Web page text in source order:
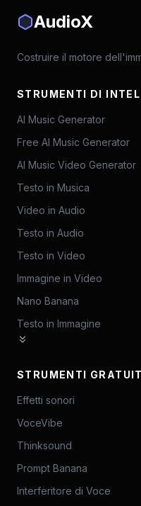
AudioX
Costruire il motore
STRUMENTI DI
AI Music Generator
Free AI Music Generator
AI Music Video Generator
Testo in Musica
Video in Audio
Testo in Audio
Testo in Video
Immagine in Video
Nano Banana
Testo in Immagine
STRUMENTI
Effetti sonori
VoceVibe
Thinksound
Prompt Banana
Interferitore di Voce